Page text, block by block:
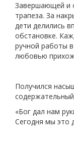
Завершающей и
трапеза. За
дети делились
обстановке.
ручной работы
любовью
Получился
«Бог дал нам
Сегодня мы это